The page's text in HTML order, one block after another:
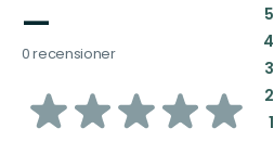
—
0 recensioner
av
5:
4:
3:
2:
1: